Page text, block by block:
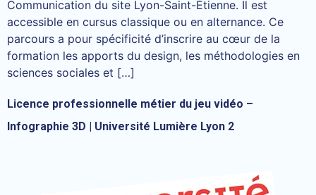
Communication du site Lyon-Saint-Étienne. Il est
accessible en cursus classique ou en alternance. Ce
parcours a pour spécificité d’inscrire au cœur de la
formation les apports du design, les méthodologies en
sciences sociales et […]
Licence professionnelle métier du jeu vidéo –
Infographie 3D | Université Lumière Lyon 2